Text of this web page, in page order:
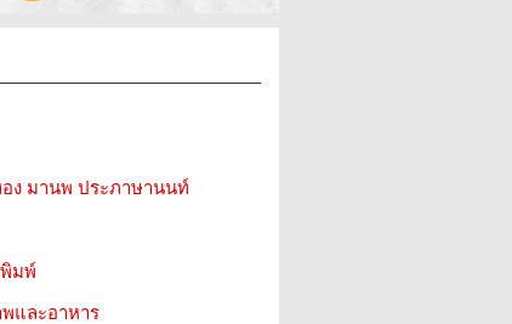
ง มานพ ประภาษานนท์
มพ์
และอาหาร